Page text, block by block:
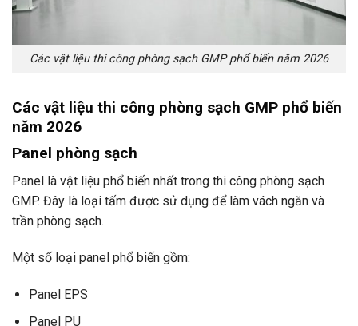
Các vật liệu thi công phòng sạch GMP phổ biến năm 2026
Các vật liệu thi công phòng sạch GMP phổ biến
năm 2026
Panel phòng sạch
Panel là vật liệu phổ biến nhất trong thi công phòng sạch
GMP. Đây là loại tấm được sử dụng để làm vách ngăn và
trần phòng sạch.
Một số loại panel phổ biến gồm:
Panel EPS
Panel PU